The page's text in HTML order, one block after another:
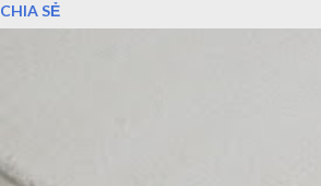
CHIA SẺ